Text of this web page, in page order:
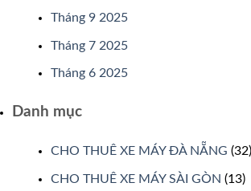
Tháng 9 2025
Tháng 7 2025
Tháng 6 2025
Danh mục
CHO THUÊ XE MÁY ĐÀ NẴNG (32)
CHO THUÊ XE MÁY SÀI GÒN (13)